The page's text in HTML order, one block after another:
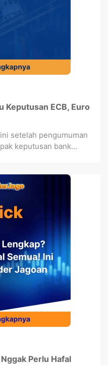
Keputusan ECB, Euro
setelah pengumuman
keputusan bank...
Perlu Hafal